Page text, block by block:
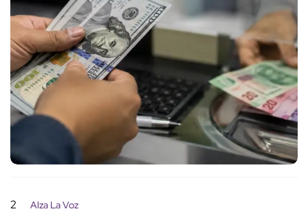
2 Alza La Voz